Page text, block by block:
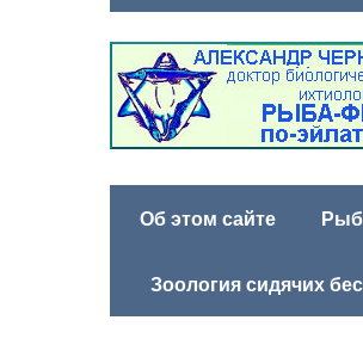
Об этом сайте
Зоология сидячих